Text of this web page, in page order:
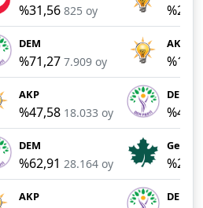
%31,56 825 oy
DEM
%71,27 7.909 oy
AKP
AKP
%47,58 18.033 oy
DEM
DEM
%62,91 28.164 oy
AKP DEM